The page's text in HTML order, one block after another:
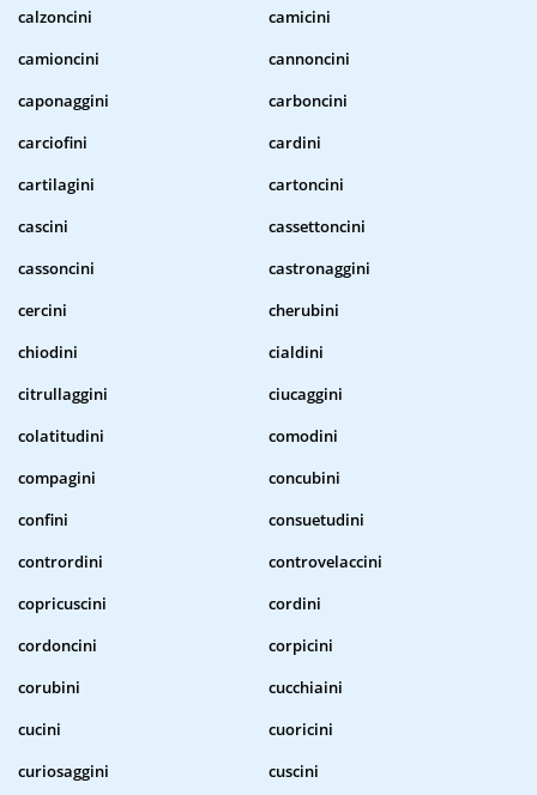
calzoncini
camicini
camioncini
cannoncini
caponaggini
carboncini
carciofini
cardini
cartilagini
cartoncini
cascini
cassettoncini
cassoncini
castronaggini
cercini
cherubini
chiodini
cialdini
citrullaggini
ciucaggini
colatitudini
comodini
compagini
concubini
confini
consuetudini
contrordini
controvelaccini
copricuscini
cordini
cordoncini
corpicini
corubini
cucchiaini
cucini
cuoricini
curiosaggini
cuscini